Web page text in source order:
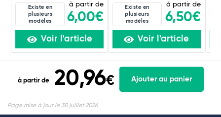
Existe en
plusieurs
modèles
à partir de
6,00€
Voir l'article
Existe en
plusieurs
modèles
à partir de
6,50€
Voir l'article
à partir de 20,96€ Ajouter au panier
Page mise à jour le 30 juillet 2026